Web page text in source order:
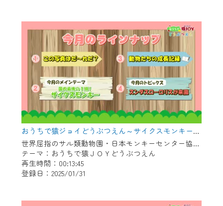
おうちで猿ジョイどうぶつえん～サイクスモンキー～（2024年12月16日初回放送）
世界屈指のサル類動物園・日本モンキーセンター協力の親子で学べる動物番組。
テーマ：おうちで猿ＪＯＹどうぶつえん
再生時間：00:13:45
登録日：2025/01/31